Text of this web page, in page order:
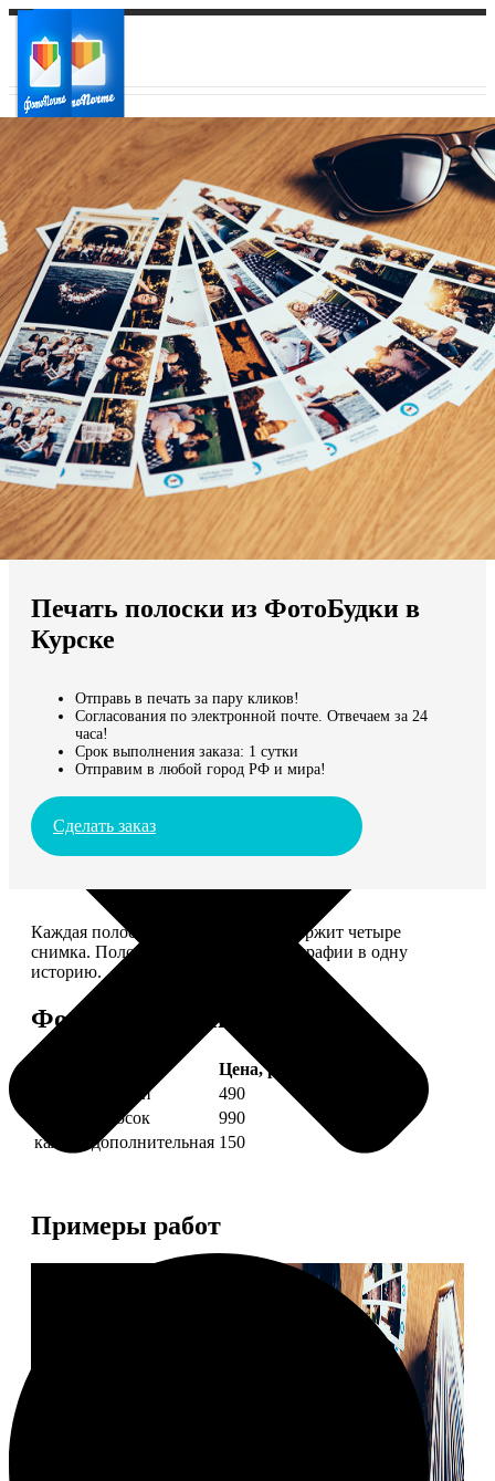
Ваш город:
Ваш регион доставки
Выберите из списка:
Мы доставляем по всему миру
Продолжить без города
Печать полоски из ФотоБудки в
Курске
Отправь в печать за пару кликов!
Согласования по электронной почте. Отвечаем за 24
часа!
Срок выполнения заказа: 1 сутки
Отправим в любой город РФ и мира!
Сделать заказ
Каждая полоска размером 5*20 содержит четыре
снимка. Полоски объединяют фотографии в одну
историю.
Форматы и цены
Цена, руб.
4 фото полоски
490
8 фото полосок
990
каждая дополнительная 150
Примеры работ